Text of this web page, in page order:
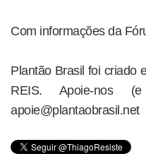
Com informações da
Plantão Brasil foi criado
REIS. Apoie-nos
apoie@plantaobrasil.net